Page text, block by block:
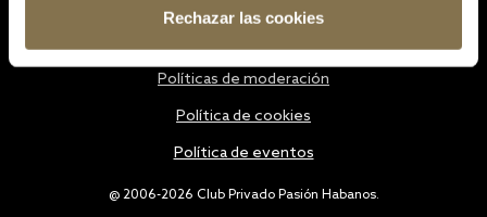
Rechazar las cookies
@ 2006-2026 Club Privado Pasión Habanos.
Políticas de moderación
Política de cookies
Política de eventos